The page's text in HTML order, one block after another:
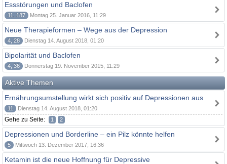
Essstörungen und Baclofen
11, 187 Montag 25. Januar 2016, 11:29
Neue Therapieformen – Wege aus der Depression
4, 28 Dienstag 14. August 2018, 01:20
Bipolarität und Baclofen
4, 36 Donnerstag 19. November 2015, 11:29
Aktive Themen
Ernährungsumstellung wirkt sich positiv auf Depressionen aus
11 Dienstag 14. August 2018, 01:20
Gehe zu Seite: 1 2
Depressionen und Borderline – ein Pilz könnte helfen
5 Mittwoch 13. Dezember 2017, 16:36
Ketamin ist die neue Hoffnung für Depressive